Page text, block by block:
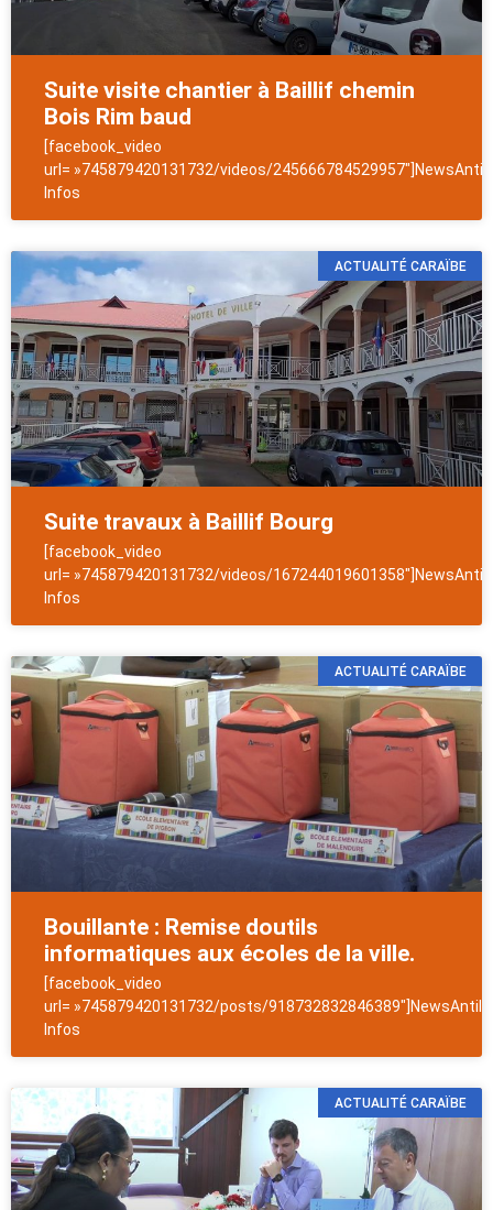
Suite visite chantier à Baillif chemin
Bois Rim baud
[facebook_video
url= »745879420131732/videos/
Infos
ACTUALITÉ CARAÏBE
Suite travaux à Baillif Bourg
[facebook_video
url= »745879420131732/videos/
Infos
ACTUALITÉ CARAÏBE
Bouillante : Remise doutils
informatiques aux écoles de la ville.
[facebook_video
url= »745879420131732/posts/
Infos
ACTUALITÉ CARAÏBE